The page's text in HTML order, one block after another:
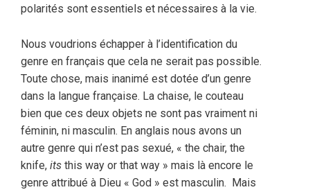
polarités sont essentiels et nécessaires à la vie.
Nous voudrions échapper à l’identification du
genre en français que cela ne serait pas possible.
Toute chose, mais inanimé est dotée d’un genre
dans la langue française. La chaise, le couteau
bien que ces deux objets ne sont pas vraiment ni
féminin, ni masculin. En anglais nous avons un
autre genre qui n’est pas sexué, « the chair, the
knife, its this way or that way » mais là encore le
genre attribué à Dieu « God » est masculin. Mais